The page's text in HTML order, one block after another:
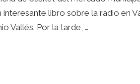
libro sobre la radio en
Vallés. Por la tarde, …